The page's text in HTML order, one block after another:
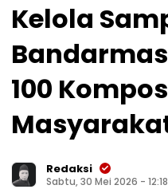
Kelola
100
Redaksi
Sabtu, 30 Mei 2026 -